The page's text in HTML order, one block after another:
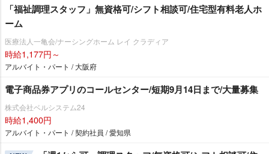
「福祉調理スタッフ」無資格可/シフト相談可/住宅型有料老人ホ
ーム
医療法人一亀会/ナーシングホーム レイ クラディア
時給1,177円～
アルバイト・パート / 大阪府
電子商品券アプリのコールセンター/短期9月14日まで/大量募集
株式会社ベルシステム24
時給1,400円
アルバイト・パート / 契約社員 / 愛知県